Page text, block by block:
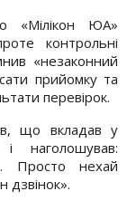
«Мілікон ЮА»
контрольні
«незаконний
прийомку та
перевірок.
що вкладав у
наголошував:
Просто нехай
дзвінок».